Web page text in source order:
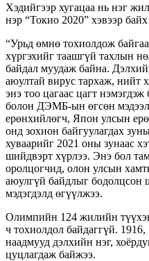
Хэдийгээр хугацаа нь нэг
нэр “Токио 2020” хэвээр байх
“Урьд өмнө тохиолдож
хүргэхийг таашгүй тахлын
байдал муудаж байна.
аюултай вирус тархаж, нийт
энэ тоо цагаас цагт
болон ДЭМБ-ын өгсөн
ерөнхийлөгч, Япон улсын
онд зохион байгуулагдах
хуваарийг 2021 оны зунаас
шийдвэрт хүрлээ. Энэ бол
оролцогчид, олон улсын
аюулгүй байдлыг бодолцсон
мэдэгдэлд өгүүлжээ.
Олимпийн 124 жилийн
ч тохиолдол байдаггүй.
наадмууд дэлхийн нэг,
цуцлагдаж байжээ.